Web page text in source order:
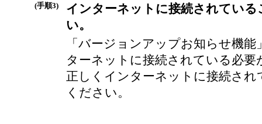
(手順3)
インターネットに接続されてい
い。
「バージョンアップお知らせ機
ターネットに接続されている必要
正しくインターネットに接続さ
ください。